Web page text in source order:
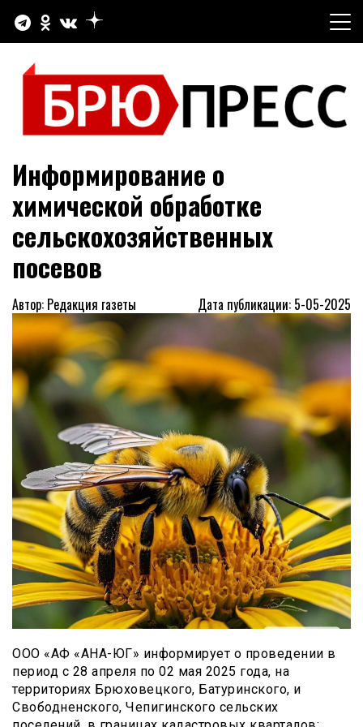
содержимому
БРЮПРЕСС
Официальный сайт газеты "Брюховецкие новости"
Информирование о
химической обработке
сельскохозяйственных
посевов
Автор: Редакция газеты Дата публикации: 5-05-2025
ООО «АФ «АНА-ЮГ» информирует о проведении в
период с 28 апреля по 02 мая 2025 года, на
территориях Брюховецкого, Батуринского, и
Свободненского, Чепигинского сельских